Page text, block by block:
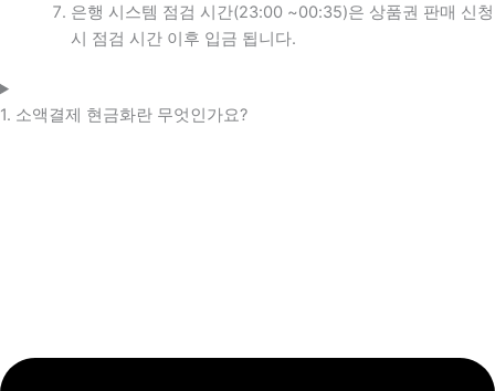
은행 시스템 점검 시간(23:00 ~00:35)은 상품권 판매 신청
시 점검 시간 이후 입금 됩니다.
1. 소액결제 현금화란 무엇인가요?